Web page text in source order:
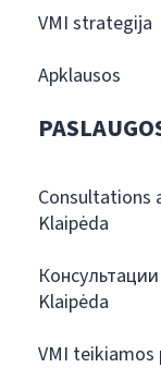
VMI strategija
Apklausos
Consultations
Klaipėda
Klaipėda
VMI teikiamos